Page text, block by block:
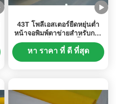
43T โพลีเอสเตอร์ยืดหยุ่นต่ำ
หน้าจอพิมพ์ตาข่ายสำหรับการ
พิมพ์สิ่งทอ, 65 นิ้ว
หา ราคา ที่ ดี ที่สุด